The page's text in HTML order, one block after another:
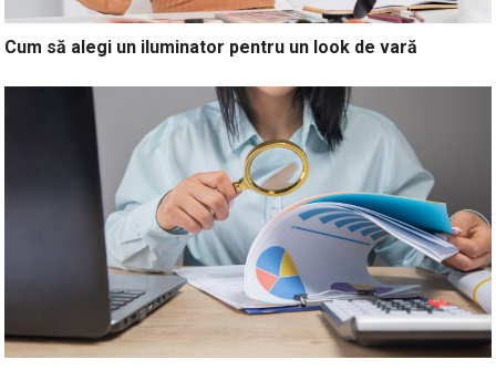
Cum să alegi un iluminator pentru un look de vară